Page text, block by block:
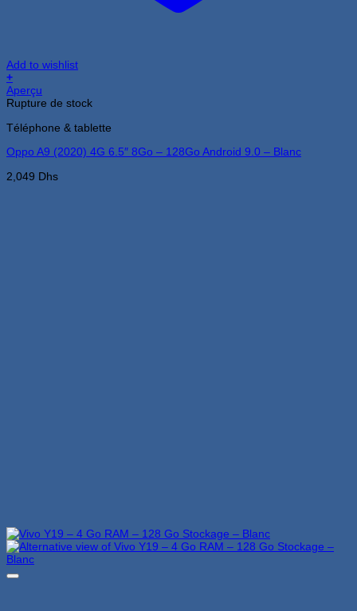
Add to wishlist
+
Aperçu
Rupture de stock
Téléphone & tablette
Oppo A9 (2020) 4G 6.5″ 8Go – 128Go Android 9.0 – Blanc
2,049 Dhs